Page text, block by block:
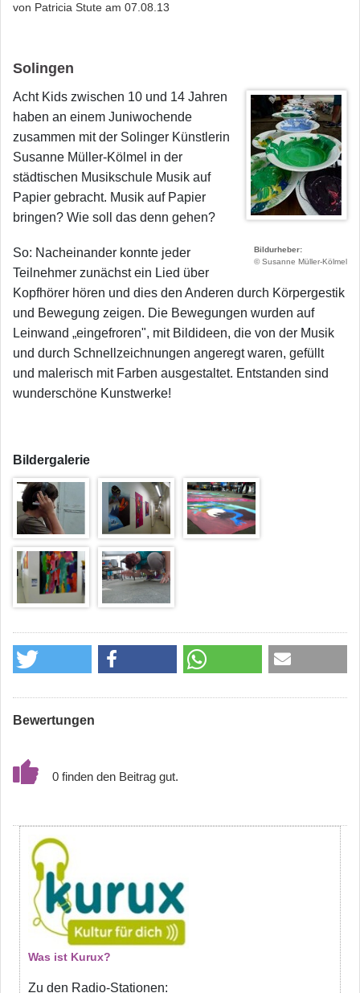
von Patricia Stute am 07.08.13
Solingen
Bildurheber
© Susanne Müller-Kölmel
Acht Kids zwischen 10 und 14 Jahren
haben an einem Juniwochende
zusammen mit der Solinger Künstlerin
Susanne Müller-Kölmel in der
städtischen Musikschule Musik auf
Papier gebracht. Musik auf Papier
bringen? Wie soll das denn gehen?
So: Nacheinander konnte jeder
Teilnehmer zunächst ein Lied über
Kopfhörer hören und dies den Anderen durch Körpergestik
und Bewegung zeigen. Die Bewegungen wurden auf
Leinwand „eingefroren", mit Bildideen, die von der Musik
und durch Schnellzeichnungen angeregt waren, gefüllt
und malerisch mit Farben ausgestaltet. Entstanden sind
wunderschöne Kunstwerke!
Bildergalerie
Bewertungen
0
Was ist Kurux?
Zu den Radio-Stationen: